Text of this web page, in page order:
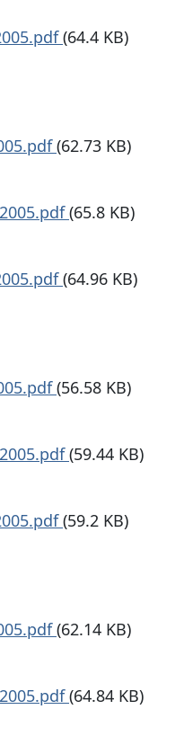
(64.4 KB)
(62.73 KB)
(65.8 KB)
(64.96 KB)
(56.58 KB)
(59.44 KB)
(59.2 KB)
(62.14 KB)
(64.84 KB)